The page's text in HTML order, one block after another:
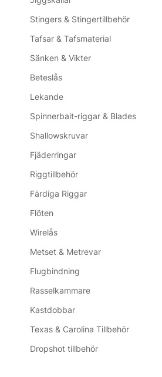
Stingers & Stingertillbehör
Tafsar & Tafsmaterial
Sänken & Vikter
Beteslås
Lekande
Spinnerbait-riggar & Blades
Shallowskruvar
Fjäderringar
Riggtillbehör
Färdiga Riggar
Flöten
Wirelås
Metset & Metrevar
Flugbindning
Rasselkammare
Kastdobbar
Texas & Carolina Tillbehör
Dropshot tillbehör